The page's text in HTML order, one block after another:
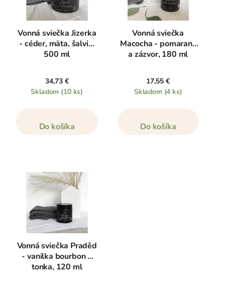
Vonná sviečka Jizerka
- céder, mäta, šalvia,
500 ml
34,73 €
Skladom (10 ks)
Do košíka
Vonná sviečka
Macocha - pomaranč
a zázvor, 180 ml
17,55 €
Skladom (4 ks)
Do košíka
Vonná sviečka Praděd
- vanilka bourbon a
tonka, 120 ml